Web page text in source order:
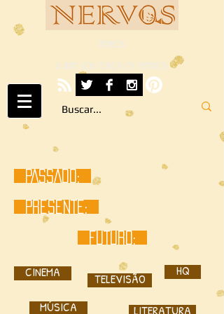
NERVOS
A ARTE SOB TODOS OS SENTIDOS
PASSADO:
PRESENTE:
FUTURO:
CINEMA TELEVISÃO
HQ
MÚSICA LITERATURA